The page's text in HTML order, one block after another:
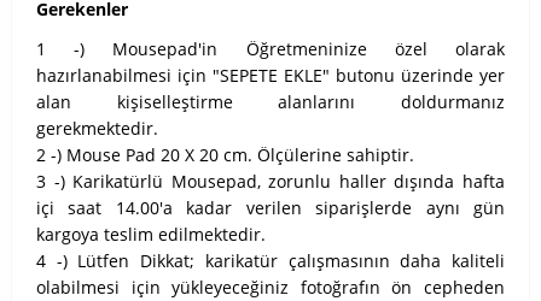
Gerekenler
1 -) Mousepad'in Öğretmeninize özel olarak
hazırlanabilmesi için "SEPETE EKLE" butonu üzerinde yer
alan kişiselleştirme alanlarını doldurmanız
gerekmektedir.
2 -) Mouse Pad 20 X 20 cm. Ölçülerine sahiptir.
3 -) Karikatürlü Mousepad, zorunlu haller dışında hafta
içi saat 14.00'a kadar verilen siparişlerde aynı gün
kargoya teslim edilmektedir.
4 -) Lütfen Dikkat; karikatür çalışmasının daha kaliteli
olabilmesi için yükleyeceğiniz fotoğrafın ön cepheden